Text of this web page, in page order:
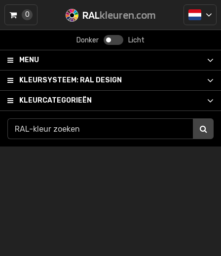
RALkleuren.com
Donker Licht
MENU
KLEURSYSTEEM: RAL DESIGN
KLEURCATEGORIEËN
0